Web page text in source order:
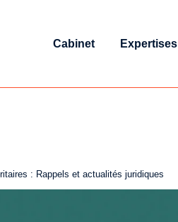
Cabinet Expertises
: Rappels et actualités juridiques